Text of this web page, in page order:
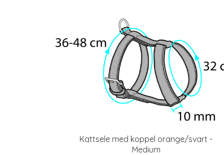
Kattsele med koppel orange/svart -
Medium